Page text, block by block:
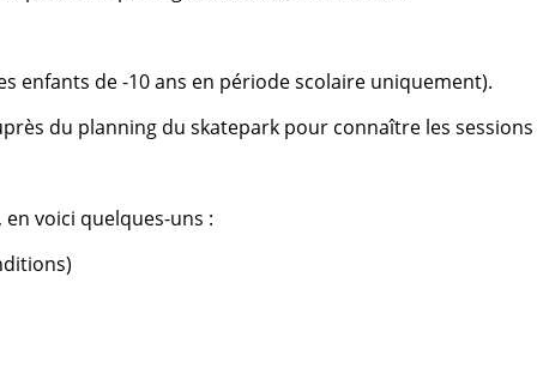
enfants de -10 ans en période scolaire uniquement).
du planning du skatepark pour connaître les
voici quelques-uns :